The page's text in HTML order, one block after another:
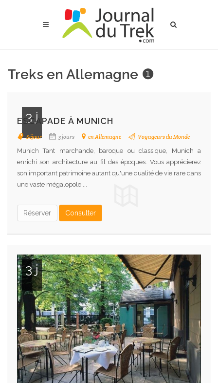
Treks en Allemagne ❶
3 j
ESCAPADE À MUNICH
Séjour 3 jours en Allemagne Voyageurs du Monde
Munich Tant marchande, baroque ou classique, Munich a
enrichi son architecture au fil des époques. Vous apprécierez
son important patrimoine autant qu'une qualité de vie rare dans
une vaste mégalopole....
Réserver Consulter
3 j